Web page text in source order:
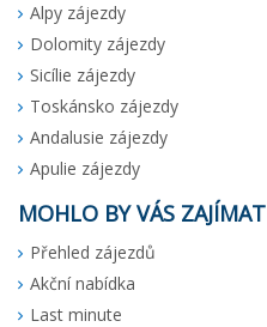
Alpy zájezdy
Dolomity zájezdy
Sicílie zájezdy
Toskánsko zájezdy
Andalusie zájezdy
Apulie zájezdy
MOHLO BY VÁS ZAJÍMAT
Přehled zájezdů
Akční nabídka
Last minute